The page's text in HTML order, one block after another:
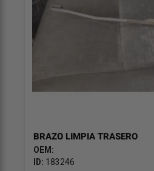
BRAZO LIMPIA TRASERO
OEM:
ID: 183246